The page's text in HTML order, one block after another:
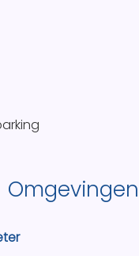
Omgevingen